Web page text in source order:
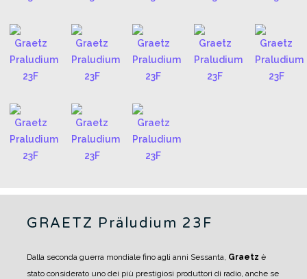
GRAETZ Präludium 23F
Dalla seconda guerra mondiale fino agli anni Sessanta, Graetz è
stato considerato uno dei più prestigiosi produttori di radio, anche se